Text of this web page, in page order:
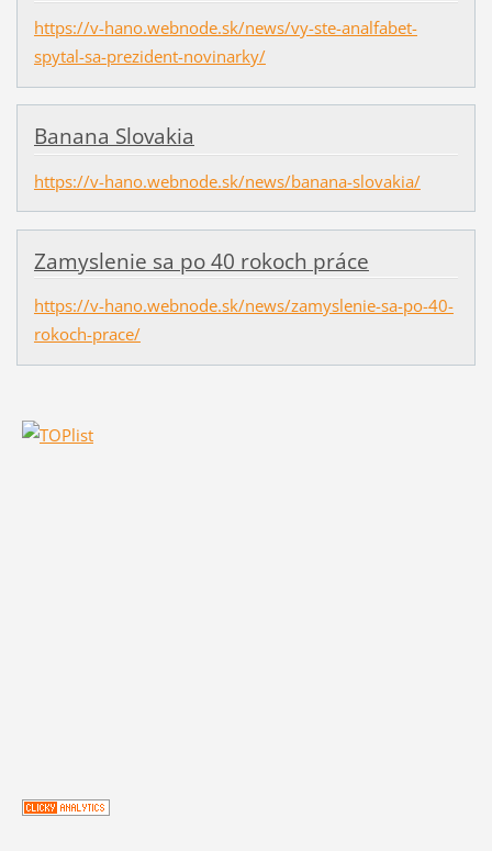
https://v-hano.webnode.sk/news/vy-ste-analfabet-
spytal-sa-prezident-novinarky/
Banana Slovakia
https://v-hano.webnode.sk/news/banana-slovakia/
Zamyslenie sa po 40 rokoch práce
https://v-hano.webnode.sk/news/zamyslenie-sa-po-40-
rokoch-prace/